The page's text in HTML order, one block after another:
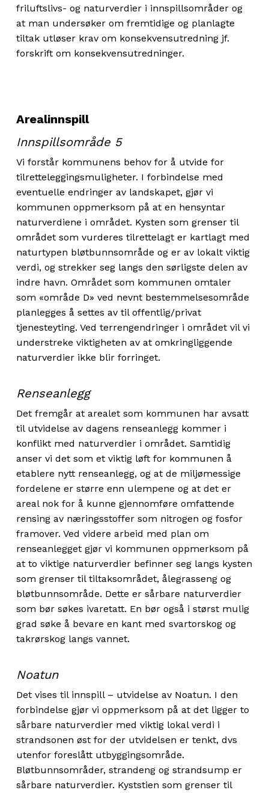
friluftslivs- og naturverdier i innspillsområder og
at man undersøker om fremtidige og planlagte
tiltak utløser krav om konsekvensutredning jf.
forskrift om konsekvensutredninger.
Arealinnspill
Innspillsområde 5
Vi forstår kommunens behov for å utvide for
tilretteleggingsmuligheter. I forbindelse med
eventuelle endringer av landskapet, gjør vi
kommunen oppmerksom på at en hensyntar
naturverdiene i området. Kysten som grenser til
området som vurderes tilrettelagt er kartlagt med
naturtypen bløtbunnsområde og er av lokalt viktig
verdi, og strekker seg langs den sørligste delen av
indre havn. Området som kommunen omtaler
som «område D» ved nevnt bestemmelsesområde
planlegges å settes av til offentlig/privat
tjenesteyting. Ved terrengendringer i området vil vi
understreke viktigheten av at omkringliggende
naturverdier ikke blir forringet.
Renseanlegg
Det fremgår at arealet som kommunen har avsatt
til utvidelse av dagens renseanlegg kommer i
konflikt med naturverdier i området. Samtidig
anser vi det som et viktig løft for kommunen å
etablere nytt renseanlegg, og at de miljømessige
fordelene er større enn ulempene og at det er
areal nok for å kunne gjennomføre omfattende
rensing av næringsstoffer som nitrogen og fosfor
framover. Ved videre arbeid med plan om
renseanlegget gjør vi kommunen oppmerksom på
at to viktige naturverdier befinner seg langs kysten
som grenser til tiltaksområdet, ålegrasseng og
bløtbunnsområde. Dette er sårbare naturverdier
som bør søkes ivaretatt. En bør også i størst mulig
grad søke å bevare en kant med svartorskog og
takrørskog langs vannet.
Noatun
Det vises til innspill – utvidelse av Noatun. I den
forbindelse gjør vi oppmerksom på at det ligger to
sårbare naturverdier med viktig lokal verdi i
strandsonen øst for der utvidelsen er tenkt, dvs
utenfor foreslått utbyggingsområde.
Bløtbunnsområder, strandeng og strandsump er
sårbare naturverdier. Kyststien som grenser til